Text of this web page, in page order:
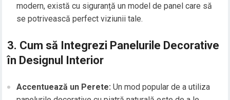
modern, există cu siguranță un model de panel care să
se potrivească perfect viziunii tale.
3. Cum să Integrezi Panelurile Decorative
în Designul Interior
Accentuează un Perete: Un mod popular de a utiliza